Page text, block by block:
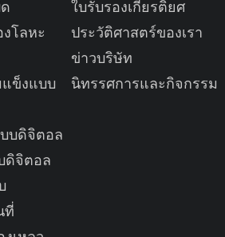
โลหะ
แข็งแบบ
บดิจิตอล
ดิจิตอล
ที่
ใบรับรองเกียรติยศ
ประวัติศาสตร์ของเรา
ข่าวบริษัท
นิทรรศการและกิจกรรม